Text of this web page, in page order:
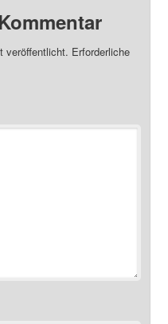
veröffentlicht. Erforderliche